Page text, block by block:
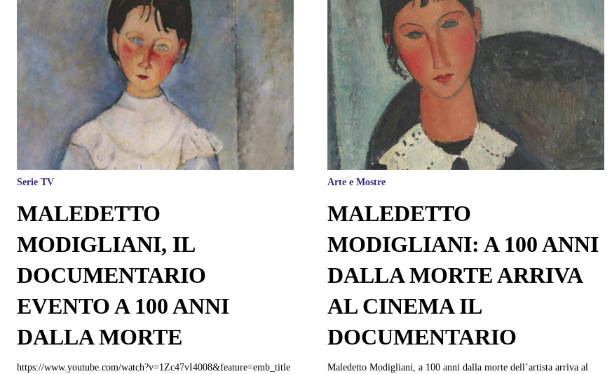
Serie TV
MALEDETTO
MODIGLIANI, IL
DOCUMENTARIO
EVENTO A 100 ANNI
DALLA MORTE
https://www.youtube.com/watch?v=1Zc47vI4008&feature=emb_title
Arte e Mostre
MALEDETTO
MODIGLIANI: A 100 ANNI
DALLA MORTE ARRIVA
AL CINEMA IL
DOCUMENTARIO
Maledetto Modigliani, a 100 anni dalla morte dell’artista arriva al